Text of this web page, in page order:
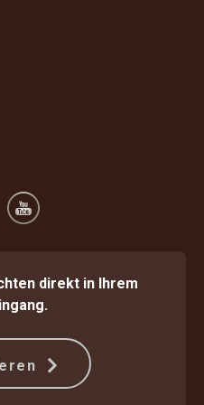
direkt in Ihrem